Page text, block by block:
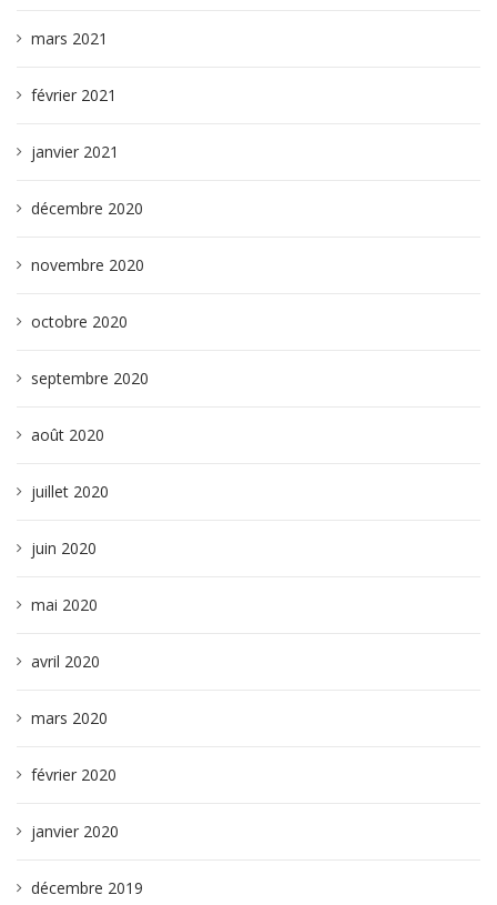
mars 2021
février 2021
janvier 2021
décembre 2020
novembre 2020
octobre 2020
septembre 2020
août 2020
juillet 2020
juin 2020
mai 2020
avril 2020
mars 2020
février 2020
janvier 2020
décembre 2019